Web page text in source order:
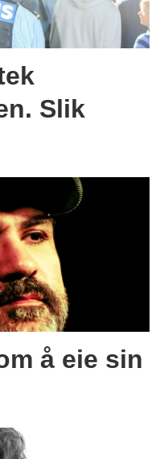
Slik
å eie sin